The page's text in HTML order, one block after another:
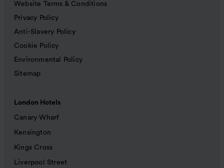
Website Terms & Conditions
Privacy Policy
Anti-Slavery Policy
Cookie Policy
Environmental Policy
Sitemap
London Hotels
Canary Wharf
Kensington
Kings Cross
Liverpool Street